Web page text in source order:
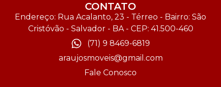
CONTATO
Endereço: Rua Acalanto, 23 - Térreo - Bairro: São
Cristóvão - Salvador - BA - CEP: 41.500-460
(71) 9 8469-6819
araujosmoveis@gmail.com
Fale Conosco